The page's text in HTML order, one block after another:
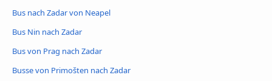
Bus nach Zadar von Neapel
Bus Nin nach Zadar
Bus von Prag nach Zadar
Busse von Primošten nach Zadar